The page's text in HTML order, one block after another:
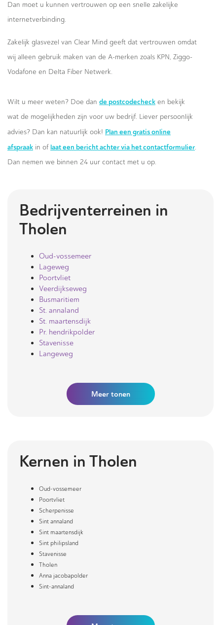
Dan moet u kunnen vertrouwen op een snelle zakelijke
internetverbinding.
Zakelijk glasvezel van Clear Mind geeft dat vertrouwen omdat
wij alleen gebruik maken van de A-merken zoals KPN, Ziggo-
Vodafone en Delta Fiber Netwerk.
Wilt u meer weten? Doe dan de postcodecheck en bekijk
wat de mogelijkheden zijn voor uw bedrijf. Liever persoonlijk
advies? Dan kan natuurlijk ook! Plan een gratis online
afspraak in of laat een bericht achter via het contactformulier.
Dan nemen we binnen 24 uur contact met u op.
Bedrijventerreinen in
Tholen
Oud-vossemeer
Lageweg
Poortvliet
Veerdijkseweg
Busmaritiem
St. annaland
St. maartensdijk
Pr. hendrikpolder
Stavenisse
Langeweg
Meertonen
Kernen in Tholen
Oud-vossemeer
Poortvliet
Scherpenisse
Sint annaland
Sint maartensdijk
Sint philipsland
Stavenisse
Tholen
Anna jacobapolder
Sint-annaland